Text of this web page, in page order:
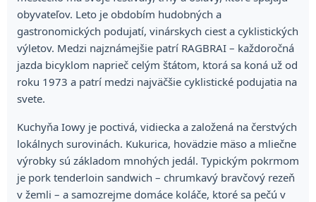
obyvateľov. Leto je obdobím hudobných a
gastronomických podujatí, vinárskych ciest a cyklistických
výletov. Medzi najznámejšie patrí RAGBRAI – každoročná
jazda bicyklom naprieč celým štátom, ktorá sa koná už od
roku 1973 a patrí medzi najväčšie cyklistické podujatia na
svete.
Kuchyňa Iowy je poctivá, vidiecka a založená na čerstvých
lokálnych surovinách. Kukurica, hovädzie mäso a mliečne
výrobky sú základom mnohých jedál. Typickým pokrmom
je pork tenderloin sandwich – chrumkavý bravčový rezeň
v žemli – a samozrejme domáce koláče, ktoré sa pečú v